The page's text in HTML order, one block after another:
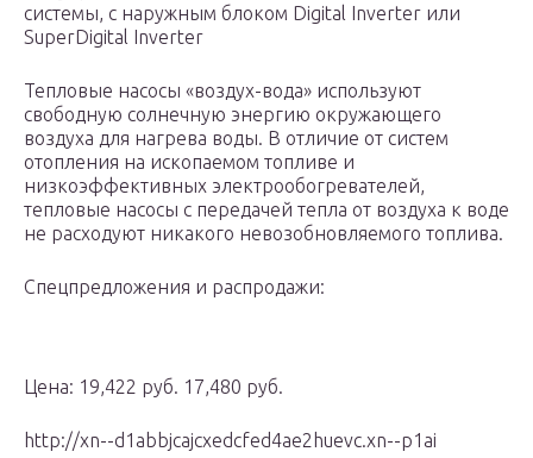
системы, с наружным блоком Digital Inverter или
SuperDigital Inverter
Тепловые насосы «воздух-вода» используют
свободную солнечную энергию окружающего
воздуха для нагрева воды. В отличие от систем
отопления на ископаемом топливе и
низкоэффективных электрообогревателей,
тепловые насосы с передачей тепла от воздуха к воде
не расходуют никакого невозобновляемого топлива.
Спецпредложения и распродажи:
Цена: 19,422 руб. 17,480 руб.
http://xn--d1abbjcajcxedcfed4ae2huevc.xn--p1ai